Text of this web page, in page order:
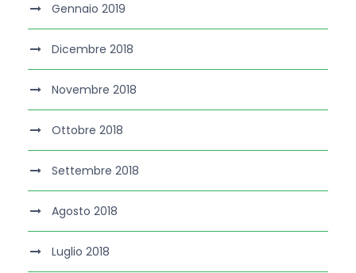
Gennaio 2019
Dicembre 2018
Novembre 2018
Ottobre 2018
Settembre 2018
Agosto 2018
Luglio 2018